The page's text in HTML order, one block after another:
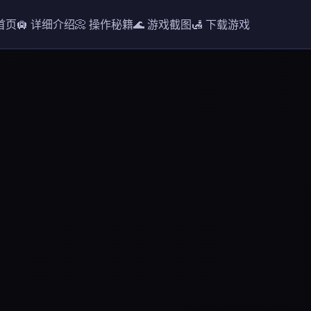
页🛄 详细介绍📀 操作秘籍🌊 游戏截图🛃 下载游戏